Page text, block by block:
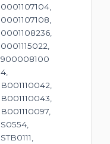
0001107104,
0001107108,
0001108236,
0001115022,
900008100
4,
B001110042,
B001110043,
B001110097,
S0554,
STB0111,